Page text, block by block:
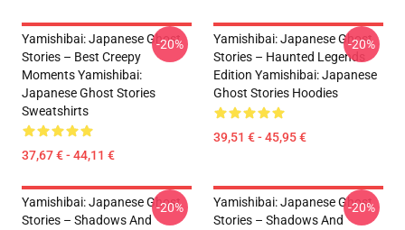
Yamishibai: Japanese Ghost
Stories – Best Creepy
Moments Yamishibai:
Japanese Ghost Stories
Sweatshirts
37,67 € - 44,11 €
-20%
Yamishibai: Japanese Ghost
Stories – Haunted Legends
Edition Yamishibai: Japanese
Ghost Stories Hoodies
39,51 € - 45,95 €
-20%
Yamishibai: Japanese Ghost
Stories – Shadows And
-20%
Yamishibai: Japanese Ghost
Stories – Shadows And
-20%